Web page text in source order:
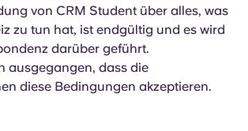
von CRM Student über alles, was
zu tun hat, ist endgültig und es wird
darüber geführt.
ausgegangen, dass die
diese Bedingungen akzeptieren.